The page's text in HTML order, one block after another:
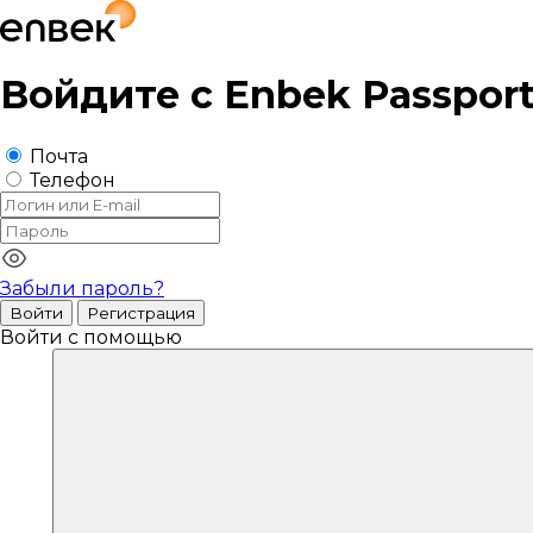
Войдите с Enbek
Почта
Телефон
Забыли пароль?
Войти Регистрация
Войти с помощью